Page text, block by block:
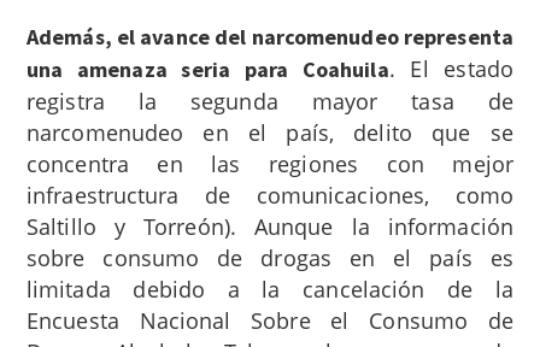
Además, el avance del narcomenudeo representa
una amenaza seria para Coahuila. El estado
registra la segunda mayor tasa de
narcomenudeo en el país, delito que se
concentra en las regiones con mejor
infraestructura de comunicaciones, como
Saltillo y Torreón). Aunque la información
sobre consumo de drogas en el país es
limitada debido a la cancelación de la
Encuesta Nacional Sobre el Consumo de